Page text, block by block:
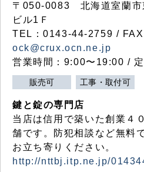
〒050-0083 北海道室蘭
ビル1Ｆ
TEL：0143-44-2759 /
ock@crux.ocn.ne.jp
営業時間：9:00〜19:00 /
販売可 工事・取付可
鍵と錠の専門店
当店は信用で築いた創業４
舗です。防犯相談など無料
お立ち寄りください。
http://nttbj.itp.ne.jp/